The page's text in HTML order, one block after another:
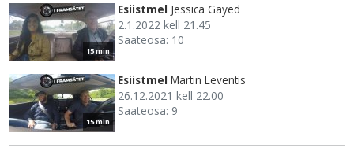
15 min
Esiistmel Jessica Gayed
2.1.2022 kell 21.45
Saateosa: 10
15 min
Esiistmel Martin Leventis
26.12.2021 kell 22.00
Saateosa: 9